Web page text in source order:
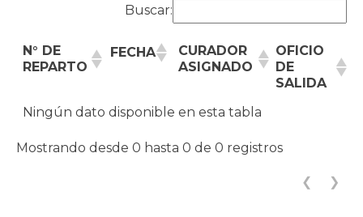
Buscar:
N° DE
REPARTO
FECHA
CURADOR
ASIGNADO
OFICIO
DE
SALIDA
Ningún dato disponible en esta tabla
Mostrando desde 0 hasta 0 de 0 registros
❮ ❯